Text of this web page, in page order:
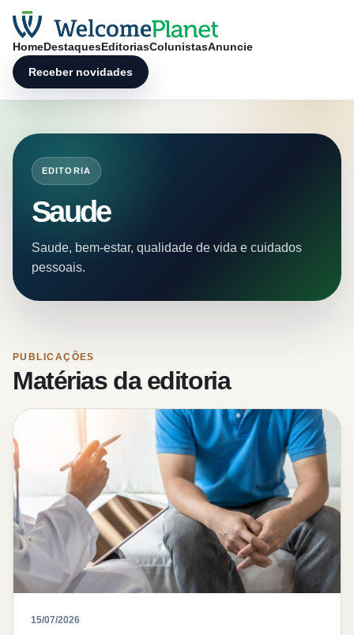
HomeDestaquesEditoriasColunistasAnuncie
Receber novidades
EDITORIA
Saude
Saude, bem-estar, qualidade de vida e cuidados
pessoais.
PUBLICAÇÕES
Matérias da editoria
15/07/2026